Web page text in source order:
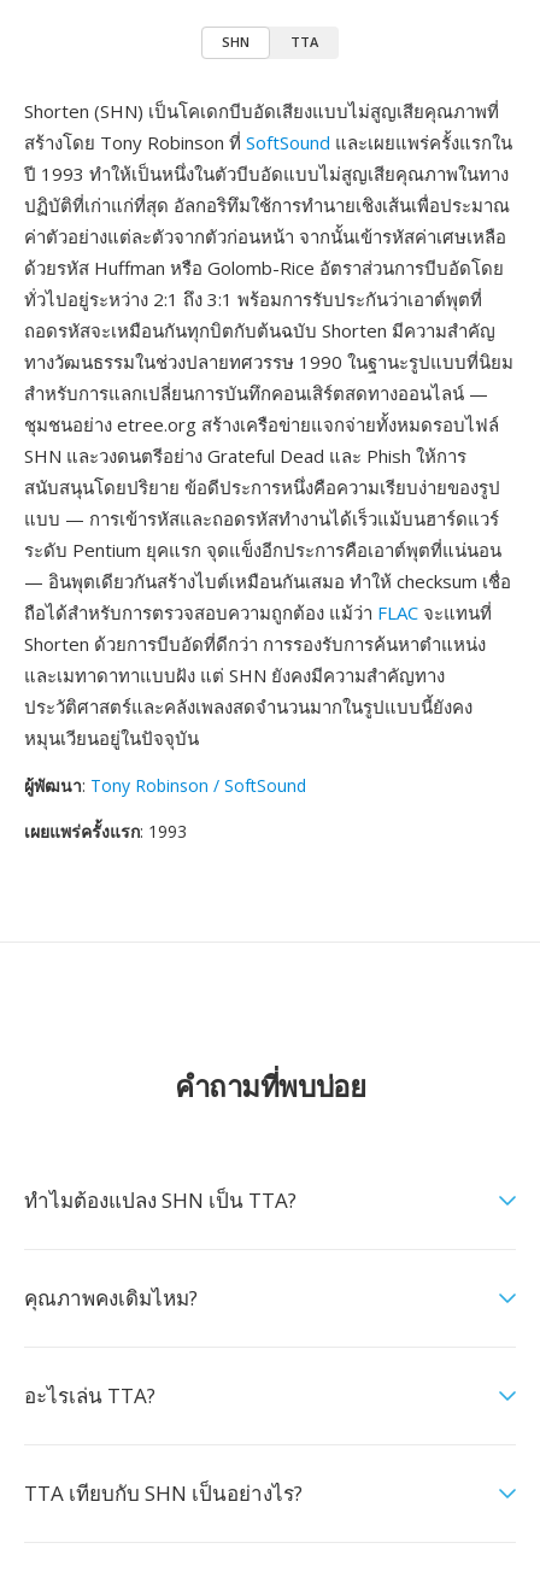
SHN TTA
Shorten (SHN) เป็นโคเดกบีบอัดเสียงแบบไม่สูญเสียคุณภาพที่
สร้างโดย Tony Robinson ที่ SoftSound และเผยแพร่ครั้งแรกใน
ปี 1993 ทำให้เป็นหนึ่งในตัวบีบอัดแบบไม่สูญเสียคุณภาพในทาง
ปฏิบัติที่เก่าแก่ที่สุด อัลกอริทึมใช้การทำนายเชิงเส้นเพื่อประมาณ
ค่าตัวอย่างแต่ละตัวจากตัวก่อนหน้า จากนั้นเข้ารหัสค่าเศษเหลือ
ด้วยรหัส Huffman หรือ Golomb-Rice อัตราส่วนการบีบอัดโดย
ทั่วไปอยู่ระหว่าง 2:1 ถึง 3:1 พร้อมการรับประกันว่าเอาต์พุตที่
ถอดรหัสจะเหมือนกันทุกบิตกับต้นฉบับ Shorten มีความสำคัญ
ทางวัฒนธรรมในช่วงปลายทศวรรษ 1990 ในฐานะรูปแบบที่นิยม
สำหรับการแลกเปลี่ยนการบันทึกคอนเสิร์ตสดทางออนไลน์ —
ชุมชนอย่าง etree.org สร้างเครือข่ายแจกจ่ายทั้งหมดรอบไฟล์
SHN และวงดนตรีอย่าง Grateful Dead และ Phish ให้การ
สนับสนุนโดยปริยาย ข้อดีประการหนึ่งคือความเรียบง่ายของรูป
แบบ — การเข้ารหัสและถอดรหัสทำงานได้เร็วแม้บนฮาร์ดแวร์
ระดับ Pentium ยุคแรก จุดแข็งอีกประการคือเอาต์พุตที่แน่นอน
— อินพุตเดียวกันสร้างไบต์เหมือนกันเสมอ ทำให้ checksum เชื่อ
ถือได้สำหรับการตรวจสอบความถูกต้อง แม้ว่า FLAC จะแทนที่
Shorten ด้วยการบีบอัดที่ดีกว่า การรองรับการค้นหาตำแหน่ง
และเมทาดาทาแบบฝัง แต่ SHN ยังคงมีความสำคัญทาง
ประวัติศาสตร์และคลังเพลงสดจำนวนมากในรูปแบบนี้ยังคง
หมุนเวียนอยู่ในปัจจุบัน
ผู้พัฒนา: Tony Robinson / SoftSound
เผยแพร่ครั้งแรก: 1993
คำถามที่พบบ่อย
ทำไมต้องแปลง SHN เป็น TTA?
คุณภาพคงเดิมไหม?
อะไรเล่น TTA?
TTA เทียบกับ SHN เป็นอย่างไร?